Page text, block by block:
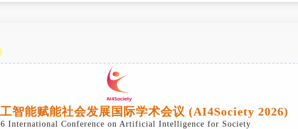
智能赋能社会发展国际学术会议 (AI4Society 2026)
International Conference on Artificial Intelligence for Society